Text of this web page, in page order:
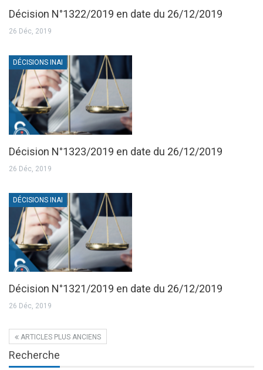
Décision N°1322/2019 en date du 26/12/2019
26 Déc, 2019
DÉCISIONS INAI
Décision N°1323/2019 en date du 26/12/2019
26 Déc, 2019
DÉCISIONS INAI
Décision N°1321/2019 en date du 26/12/2019
26 Déc, 2019
ARTICLES PLUS ANCIENS
Recherche